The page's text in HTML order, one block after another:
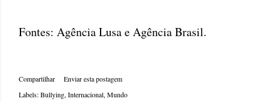
Fontes: Agência Lusa e Agência Brasil.
Compartilhar
Enviar esta postagem
Labels:Bullying Internacional Mundo